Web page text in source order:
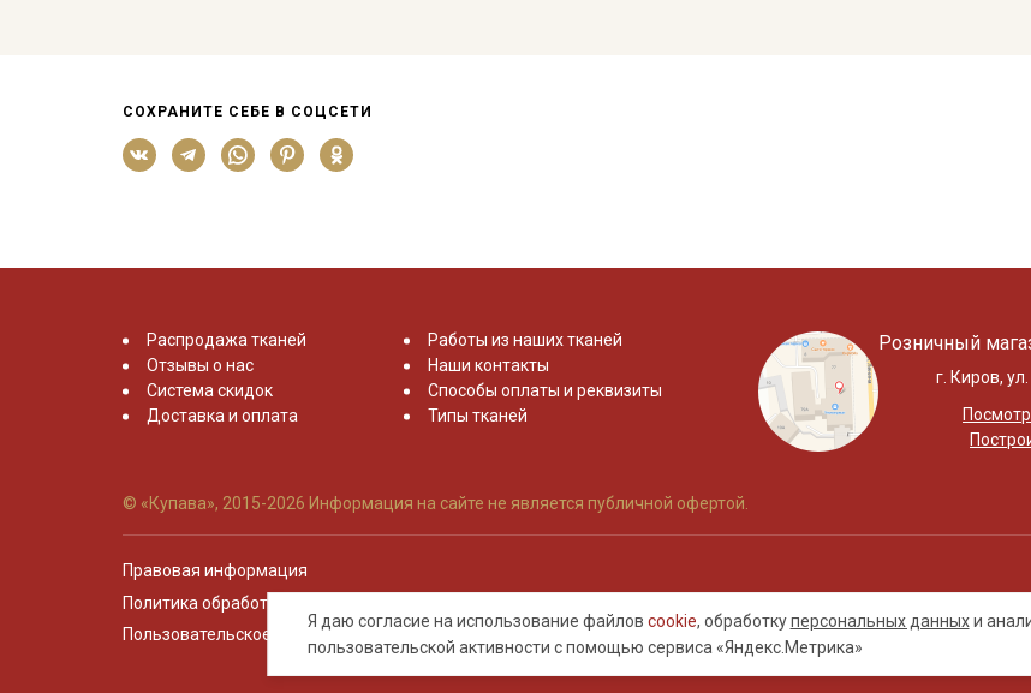
СОХРАНИТЕ СЕБЕ В СОЦСЕТИ
Я даю согласие на использование файлов cookie, обработкуперсональных данныхи
пользовательской активности с помощью сервиса «Яндекс.Метрика»
Распродажа тканей
Отзывы о нас
Система скидок
Доставка и оплата
Работы из наших тканей
Наши контакты
Способы оплаты и реквизиты
Типы тканей
Розничный
г. Киров,
© «Купава», 2015-2026 Информация на сайте не является публичной офертой.
Правовая информация
Политика обработки персональных данных
Пользовательское соглашение